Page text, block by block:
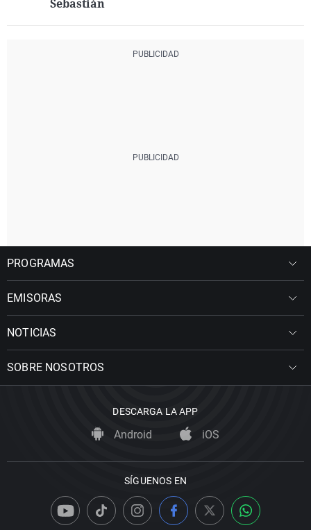
Sebastián
PROGRAMAS
EMISORAS
NOTICIAS
SOBRE NOSOTROS
DESCARGA LA APP
Android iOS
SÍGUENOS EN